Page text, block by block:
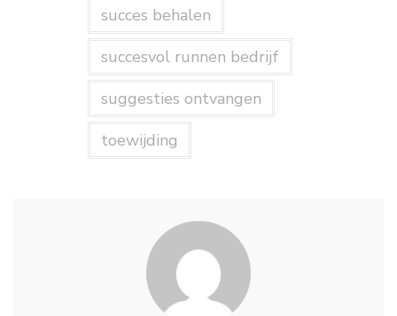
succes behalen
succesvol runnen bedrijf
suggesties ontvangen
toewijding